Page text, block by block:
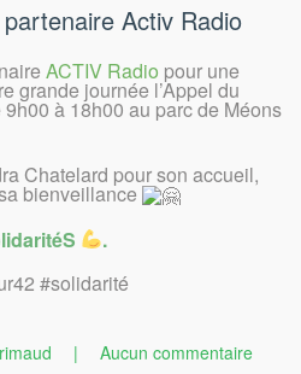
Activ Radio
ACTIV Radio pour une
grande journée l’Appel du
à 18h00 au parc de Méons
Chatelard pour son accueil,
bienveillance
.
#solidarité
| Aucun commentairesur